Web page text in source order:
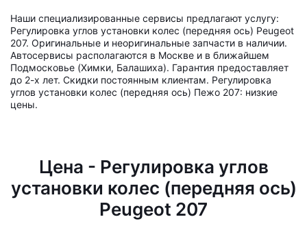
Наши специализированные сервисы предлагают услугу:
Регулировка углов установки колес (передняя ось) Peugeot
207. Оригинальные и неоригинальные запчасти в наличии.
Автосервисы располагаются в Москве и в ближайшем
Подмосковье (Химки, Балашиха). Гарантия предоставляет
до 2-х лет. Скидки постоянным клиентам. Регулировка
углов установки колес (передняя ось) Пежо 207: низкие
цены.
Цена - Регулировка углов
установки колес (передняя ось)
Peugeot 207